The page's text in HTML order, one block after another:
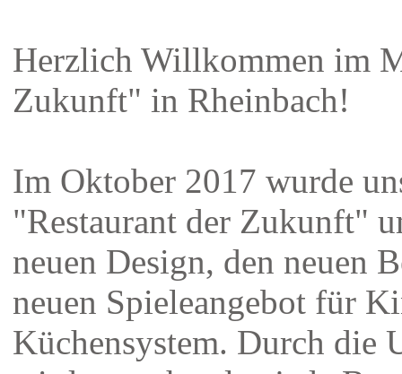
Herzlich Willkommen im
Zukunft" in Rheinbach!
Im Oktober 2017 wurde
"Restaurant der Zukunft"
neuen Design, den neuen
neuen Spieleangebot für
Küchensystem. Durch die